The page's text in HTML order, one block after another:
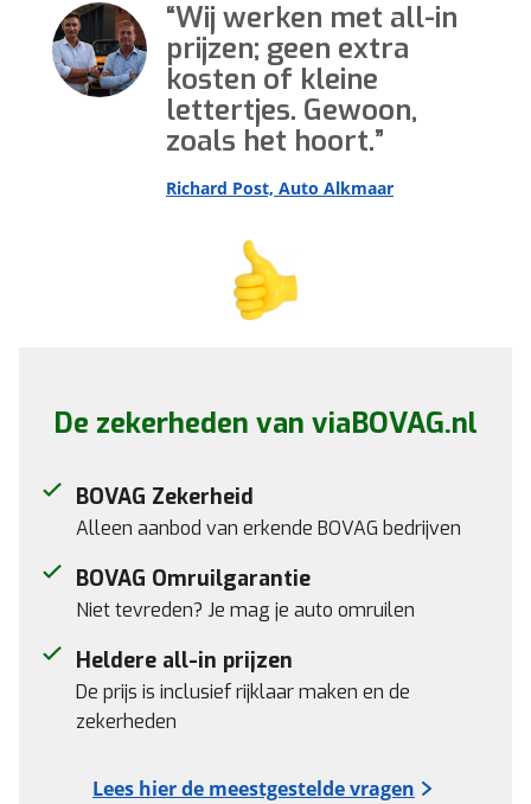
Wij werken met all-in
prijzen; geen extra
kosten of kleine
lettertjes. Gewoon,
zoals het hoort.
Richard Post, Auto Alkmaar
De zekerheden van viaBOVAG.nl
BOVAG Zekerheid
Alleen aanbod van erkende BOVAG bedrijven
BOVAG Omruilgarantie
Niet tevreden? Je mag je auto omruilen
Heldere all-in prijzen
De prijs is inclusief rijklaar maken en de
zekerheden
Lees hier de meestgestelde vragen